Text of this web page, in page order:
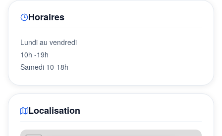
Horaires
Lundi au vendredi
10h -19h
Samedi 10-18h
Localisation